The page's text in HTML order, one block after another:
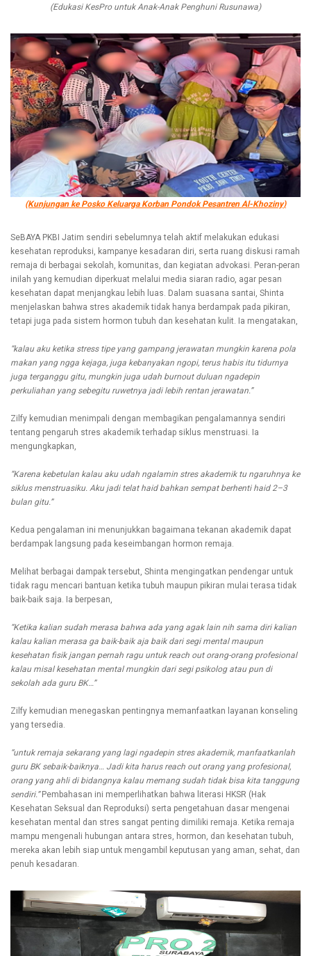
(Edukasi KesPro untuk Anak-Anak Penghuni Rusunawa)
(Kunjungan ke Posko Keluarga Korban Pondok Pesantren Al-Khoziny)
SeBAYA PKBI Jatim sendiri sebelumnya telah aktif melakukan edukasi
kesehatan reproduksi, kampanye kesadaran diri, serta ruang diskusi ramah
remaja di berbagai sekolah, komunitas, dan kegiatan advokasi. Peran-peran
inilah yang kemudian diperkuat melalui media siaran radio, agar pesan
kesehatan dapat menjangkau lebih luas. Dalam suasana santai, Shinta
menjelaskan bahwa stres akademik tidak hanya berdampak pada pikiran,
tetapi juga pada sistem hormon tubuh dan kesehatan kulit. Ia mengatakan,
“kalau aku ketika stress tipe yang gampang jerawatan mungkin karena pola
makan yang ngga kejaga, juga kebanyakan ngopi, terus habis itu tidurnya
juga terganggu gitu, mungkin juga udah burnout duluan ngadepin
perkuliahan yang sebegitu ruwetnya jadi lebih rentan jerawatan.”
Zilfy kemudian menimpali dengan membagikan pengalamannya sendiri
tentang pengaruh stres akademik terhadap siklus menstruasi. Ia
mengungkapkan,
“Karena kebetulan kalau aku udah ngalamin stres akademik tu ngaruhnya ke
siklus menstruasiku. Aku jadi telat haid bahkan sempat berhenti haid 2–3
bulan gitu.”
Kedua pengalaman ini menunjukkan bagaimana tekanan akademik dapat
berdampak langsung pada keseimbangan hormon remaja.
Melihat berbagai dampak tersebut, Shinta mengingatkan pendengar untuk
tidak ragu mencari bantuan ketika tubuh maupun pikiran mulai terasa tidak
baik-baik saja. Ia berpesan,
“Ketika kalian sudah merasa bahwa ada yang agak lain nih sama diri kalian
kalau kalian merasa ga baik-baik aja baik dari segi mental maupun
kesehatan fisik jangan pernah ragu untuk reach out orang-orang profesional
kalau misal kesehatan mental mungkin dari segi psikolog atau pun di
sekolah ada guru BK…”
Zilfy kemudian menegaskan pentingnya memanfaatkan layanan konseling
yang tersedia.
“untuk remaja sekarang yang lagi ngadepin stres akademik, manfaatkanlah
guru BK sebaik-baiknya… Jadi kita harus reach out orang yang profesional,
orang yang ahli di bidangnya kalau memang sudah tidak bisa kita tanggung
sendiri.”Pembahasan ini memperlihatkan bahwa literasi HKSR (Hak
Kesehatan Seksual dan Reproduksi) serta pengetahuan dasar mengenai
kesehatan mental dan stres sangat penting dimiliki remaja. Ketika remaja
mampu mengenali hubungan antara stres, hormon, dan kesehatan tubuh,
mereka akan lebih siap untuk mengambil keputusan yang aman, sehat, dan
penuh kesadaran.